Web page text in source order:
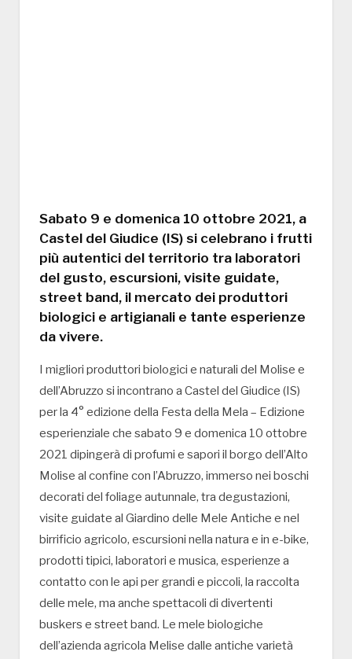
Sabato 9 e domenica 10 ottobre 2021, a
Castel del Giudice (IS) si celebrano i frutti
più autentici del territorio tra laboratori
del gusto, escursioni, visite guidate,
street band, il mercato dei produttori
biologici e artigianali e tante esperienze
da vivere.
I migliori produttori biologici e naturali del Molise e
dell’Abruzzo si incontrano a Castel del Giudice (IS)
per la 4° edizione della Festa della Mela – Edizione
esperienziale che sabato 9 e domenica 10 ottobre
2021 dipingerà di profumi e sapori il borgo dell’Alto
Molise al confine con l’Abruzzo, immerso nei boschi
decorati del foliage autunnale, tra degustazioni,
visite guidate al Giardino delle Mele Antiche e nel
birrificio agricolo, escursioni nella natura e in e-bike,
prodotti tipici, laboratori e musica, esperienze a
contatto con le api per grandi e piccoli, la raccolta
delle mele, ma anche spettacoli di divertenti
buskers e street band. Le mele biologiche
dell’azienda agricola Melise dalle antiche varietà